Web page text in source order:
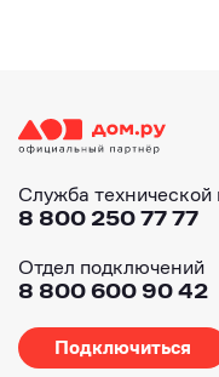
Служба
8 800 250 77 77
Отдел подключений
8 800 600 90 42
Подключиться